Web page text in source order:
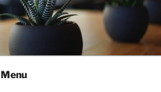
Menu